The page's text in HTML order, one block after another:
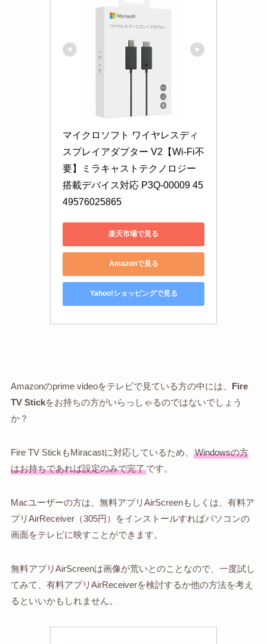
マイクロソフト ワイヤレスディ
スプレイアダプター V2【Wi-Fi不
要】ミラキャストテクノロジー
搭載デバイス対応 P3Q-00009 45
49576025865
楽天市場で見る
Amazonで見る
Yahoo!ショッピングで見る
Amazonのprime videoをテレビで見ている方の中には、 Fire
TV Stickをお持ちの方がいらっしゃるのではないでしょう
か？
Fire TV StickもMiracastに対応しているため、
Windowsの方
はお持ちであれば設定のみで完了です。
Macユーザーの方は、無料アプリAirScreenもしくは、有料ア
プリAirReceiver（305円）をインストールすればパソコンの
画面をテレビに映すことができます。
無料アプリAirScreenは画像が荒いとのことなので、一度試し
てみて、有料アプリAirReceiverを検討するか他の方法を考え
るといいかもしれません。